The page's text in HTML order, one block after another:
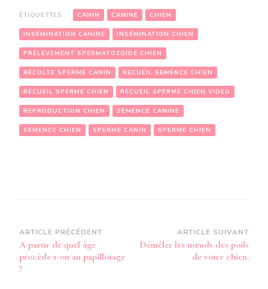
ÉTIQUETTES : CANIN CANINE CHIEN
INSÉMINATION CANINE INSÉMINATION CHIEN
PRÉLÈVEMENT SPERMATOZOÏDE CHIEN
RÉCOLTE SPERME CANIN RECUEIL SEMENCE CHIEN
RECUEIL SPERME CHIEN RECUEIL SPERME CHIEN VIDEO
REPRODUCTION CHIEN SEMENCE CANINE
SEMENCE CHIEN SPERME CANIN SPERME CHIEN
Navigation
d’article
ARTICLE PRÉCÉDENT
A partir de quel âge
procède-t-on au papillotage
?
ARTICLE SUIVANT
Démêler les nœuds des poils
de votre chien.